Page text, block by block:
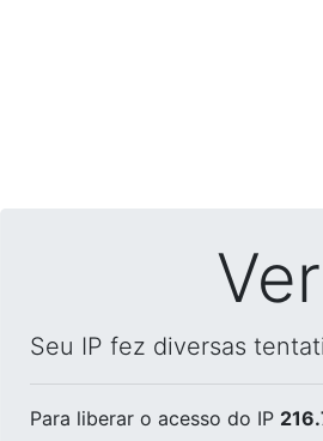
Seu IP fez diversas
Para liberar o acesso do IP